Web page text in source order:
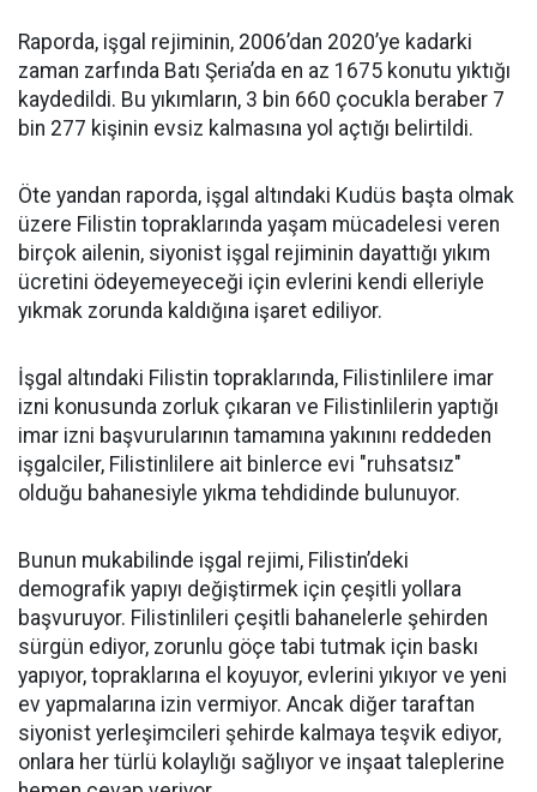
Raporda, işgal rejiminin, 2006’dan 2020’ye kadarki
zaman zarfında Batı Şeria’da en az 1675 konutu yıktığı
kaydedildi. Bu yıkımların, 3 bin 660 çocukla beraber 7
bin 277 kişinin evsiz kalmasına yol açtığı belirtildi.
Öte yandan raporda, işgal altındaki Kudüs başta olmak
üzere Filistin topraklarında yaşam mücadelesi veren
birçok ailenin, siyonist işgal rejiminin dayattığı yıkım
ücretini ödeyemeyeceği için evlerini kendi elleriyle
yıkmak zorunda kaldığına işaret ediliyor.
İşgal altındaki Filistin topraklarında, Filistinlilere imar
izni konusunda zorluk çıkaran ve Filistinlilerin yaptığı
imar izni başvurularının tamamına yakınını reddeden
işgalciler, Filistinlilere ait binlerce evi "ruhsatsız"
olduğu bahanesiyle yıkma tehdidinde bulunuyor.
Bunun mukabilinde işgal rejimi, Filistin’deki
demografik yapıyı değiştirmek için çeşitli yollara
başvuruyor. Filistinlileri çeşitli bahanelerle şehirden
sürgün ediyor, zorunlu göçe tabi tutmak için baskı
yapıyor, topraklarına el koyuyor, evlerini yıkıyor ve yeni
ev yapmalarına izin vermiyor. Ancak diğer taraftan
siyonist yerleşimcileri şehirde kalmaya teşvik ediyor,
onlara her türlü kolaylığı sağlıyor ve inşaat taleplerine